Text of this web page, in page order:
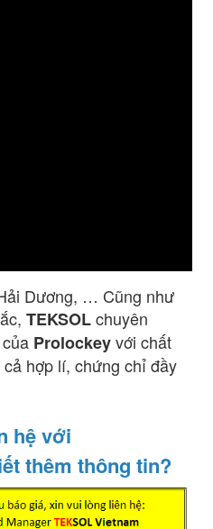
Dương, … Cũng như
TEKSOLchuyên
Prolockeyvới chất
hợp lí, chứng chỉ đầy
hệ với
thêm thông tin?